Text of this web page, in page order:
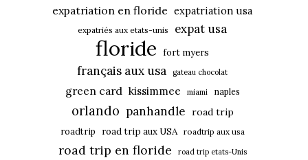
expatriation en floride expatriation usa
expatriés aux etats-unis expat usa
floride fort myers
français aux usa gateau chocolat
green card kissimmee miami naples
orlando panhandle road trip
roadtrip road trip aux USA roadtrip aux usa
road trip en floride road trip etats-Unis